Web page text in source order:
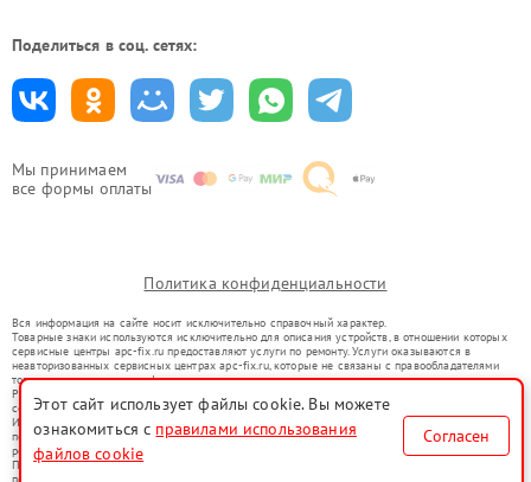
Мы принимаем
все формы оплаты
Поделиться в соц. сетях:
Политика конфиденциальности
Вся информация на сайте носит исключительно справочный характер.
Товарные знаки используются исключительно для описания устройств, в отношении которых
сервисные центры apc-fix.ru предоставляют услуги по ремонту. Услуги оказываются в
неавторизованных сервисных центрах apc-fix.ru, которые не связаны с правообладателями
товарных знаков или их официальными представителями.
Ремонт осуществляется для устройств, уже введенных в гражданский оборот в соответствии
со статьей 1487 ГК РФ.
Использование товарных знаков не преследует цели индивидуализации услуг или введения
потребителей в заблуждение, а служит для информирования о предоставляемых услугах по
ремонту техники указанных брендов.
Представленная на сайте информация не является публичной офертой, определяемой
Этот сайт использует файлы cookie. Вы можете
ознакомиться с правилами использования
файлов cookie
Согласен